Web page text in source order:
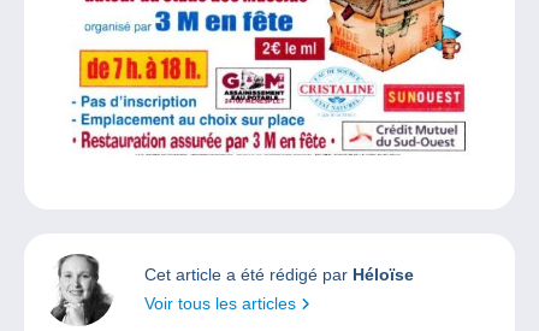
Cet article a été rédigé par Héloïse
Voir tous les articles